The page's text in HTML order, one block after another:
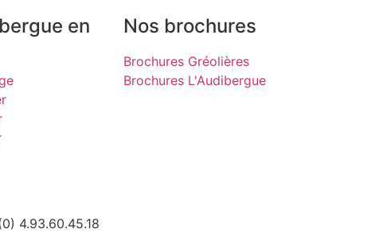
en
Nos brochures
Brochures Gréolières
Brochures L'Audibergue
4.93.60.45.18